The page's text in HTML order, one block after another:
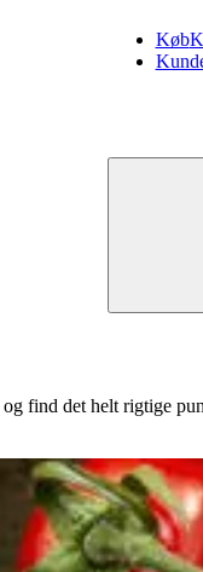
Køb
find det helt rigtige